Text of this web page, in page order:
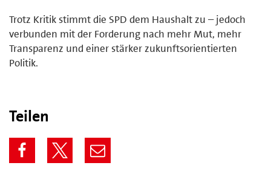
Trotz Kritik stimmt die SPD dem Haushalt zu – jedoch
verbunden mit der Forderung nach mehr Mut, mehr
Transparenz und einer stärker zukunftsorientierten
Politik.
Teilen